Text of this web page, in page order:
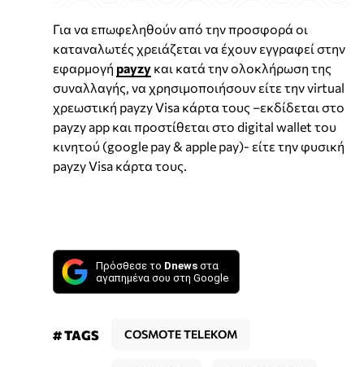
Για να επωφεληθούν από την προσφορά οι
καταναλωτές χρειάζεται να έχουν εγγραφεί στην
εφαρμογή payzy και κατά την ολοκλήρωση της
συναλλαγής, να χρησιμοποιήσουν είτε την virtual
χρεωστική payzy Visa κάρτα τους –εκδίδεται στο
payzy app και προστίθεται στο digital wallet του
κινητού (google pay & apple pay)- είτε την φυσική
payzy Visa κάρτα τους.
Πρόσθεσε το Dnews στα
αγαπημένα σου στη Google
# TAGS COSMOTE TELEKOM